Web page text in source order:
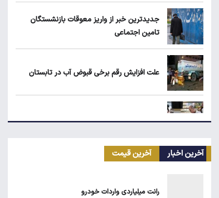
جدیدترین خبر از واریز معوقات بازنشستگان
تامین اجتماعی
علت افزایش رقم برخی قبوض آب در تابستان
مرغ گران می‌شود
آخرین اخبار آخرین قیمت
رانت میلیاردی واردات خودرو